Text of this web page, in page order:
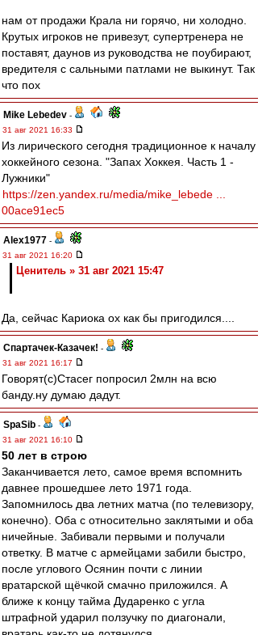
нам от продажи Крала ни горячо, ни холодно.
Крутых игроков не привезут, супертренера не
поставят, даунов из руководства не поубирают,
вредителя с сальными патлами не выкинут. Так
что пох
Mike Lebedev -
31 авг 2021 16:33
Из лирического сегодня традиционное к началу
хоккейного сезона. "Запах Хоккея. Часть 1 -
Лужники"
https://zen.yandex.ru/media/mike_lebede ...
00ace91ec5
Alex1977 -
31 авг 2021 16:20
Ценитель » 31 авг 2021 15:47
Да, сейчас Кариока ох как бы пригодился....
Спартачек-Казачек! -
31 авг 2021 16:17
Говорят(с)Стасег попросил 2млн на всю
банду.ну думаю дадут.
SpaSib -
31 авг 2021 16:10
50 лет в строю
Заканчивается лето, самое время вспомнить
давнее прошедшее лето 1971 года.
Запомнилось два летних матча (по телевизору,
конечно). Оба с относительно заклятыми и оба
ничейные. Забивали первыми и получали
ответку. В матче с армейцами забили быстро,
после углового Осянин почти с линии
вратарской щёчкой смачно приложился. А
ближе к концу тайма Дударенко с угла
штрафной ударил ползучку по диагонали,